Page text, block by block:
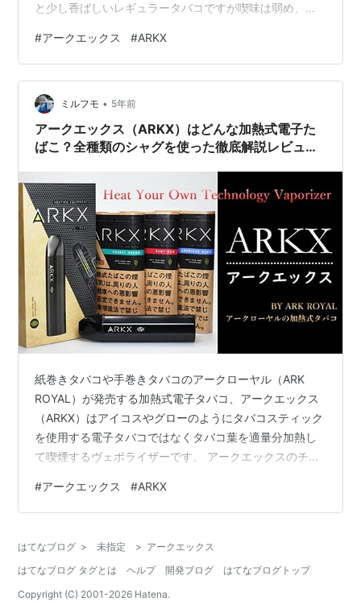
と少し香ばしいレギュラータバコですが喫味は弱め、キ
グです。 ※未成年者の喫煙は、健康に対する悪影響やた
ばこへの依存をより強めます。周りの人から勧められて
も決して吸ってはいけません。 ヴェポライザー専用シャ
グ アークエックス・アメリカンブルー（ARKX
AMERICAN BLUE） 加熱後の香りが凄くよい 他ヴェポラ
イザーで吸った…
#アークエックス #ARKX
ミルフモ • 5年前
アークエックス（ARKX）はどんな加熱式電子た
ばこ？全種類のシャグを使った徹底解説レビュ
紙巻きタバコや手巻きタバコのアークローヤル（ARK
ROYAL）が発売する加熱式電子タバコ、アークエックス
（ARKX）はアイコスやグローのようにタバコスティック
を使用する電子タバコではなくタバコ葉を適量分加熱し
て喫煙するヴェポライザーです。 アークエックスのチャ
巻きタバコやアイコス、グロー、プルームエスのような
フィルターが存在しないもの、余分な添加物がなくタバ
呼ばれたりしています。 アークエックスはデバイス本体
と専用のシャグ（1袋に25gのたばこ葉が入った袋）を同
時にブランド展開することで独…
#アークエックス #ARKX
はてなブログ > 未指定 > アークエックス
はてなブログ タグとは
ヘルプ 開発ブログ
はてなブログトップ
Copyright (C) 2001-2026 Hatena.